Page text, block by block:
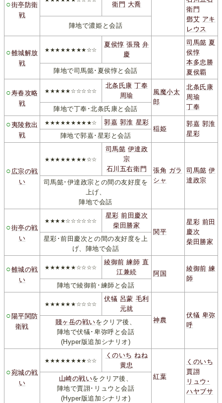
○街亭防衛
戦
衛門 大喬
衛門
鄧艾 アキ
レウス
陣地で濃姫と会話
○雒城解放
戦
★★★★★★★★☆☆
夏侯惇 張飛 弁
慶
司馬懿 夏
侯惇
本多忠勝
夏侯覇
陣地で司馬懿･夏侯惇と会話
○寿春攻略
戦
★★★★★☆☆☆☆☆
北条氏康 丁奉
周瑜
風魔小太
郎
北条氏康
周瑜
丁奉
陣地で丁奉･北条氏康と会話
○夷陵救出
戦
★★★★★★★★★☆ 郭嘉 郭淮 星彩
稲姫
郭嘉 郭淮
星彩
陣地で郭嘉･星彩と会話
○ 広宗の戦
い
★★★★★★★★☆☆
司馬懿 伊達政
宗
石川五右衛門
張角 ガラ
シャ
司馬懿 伊
達政宗
司馬懿･伊達政宗との間の友好度を
上げ、
陣地で会話
○街亭の戦
い
★★★★☆☆☆☆☆☆
星彩 前田慶次
柴田勝家
関平
星彩 前田
慶次
柴田勝家
星彩･前田慶次との間の友好度を上
げ、陣地で会話
○雒城の戦
い
★★★★★★☆☆☆☆
綾御前 練師 直
江兼続
阿国
綾御前 練
師
陣地で綾御前･練師と会話
○ 陽平関防
衛戦
★★★★★★☆☆☆☆
伏犠 呂蒙 毛利
元就
神農
伏犠 卑弥
呼
賤ヶ岳の戦いをクリア後、
陣地で伏犠･卑弥呼と会話
(Hyper版追加シナリオ)
○宛城の戦
い
★★★★★★★★☆☆
くのいち ねね
黄忠
紅葉
くのいち
賈詡
リュウ･
ハヤブサ
山崎の戦いをクリア後、
陣地で賈詡･リュウと会話
(Hyper版追加シナリオ)